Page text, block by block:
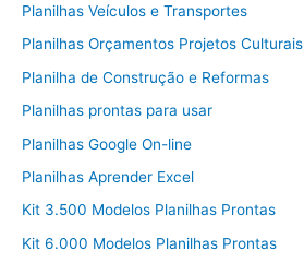
Planilhas Veículos e Transportes
Planilhas Orçamentos Projetos Culturais
Planilha de Construção e Reformas
Planilhas prontas para usar
Planilhas Google On-line
Planilhas Aprender Excel
Kit 3.500 Modelos Planilhas Prontas
Kit 6.000 Modelos Planilhas Prontas